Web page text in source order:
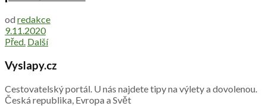
od redakce
9.11.2020
Před. Další
Vyslapy.cz
Cestovatelský portál. U nás najdete tipy na výlety a dovolenou.
Česká republika, Evropa a Svět